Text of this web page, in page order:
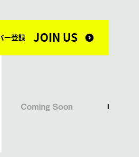
ー登録 JOIN US
Coming Soon